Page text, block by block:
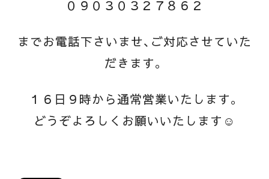
０９０３０３２７８６２
までお電話下さいませ、ご対応させていた
だきます。
１６日９時から通常営業いたします。
どうぞよろしくお願いいたします☺